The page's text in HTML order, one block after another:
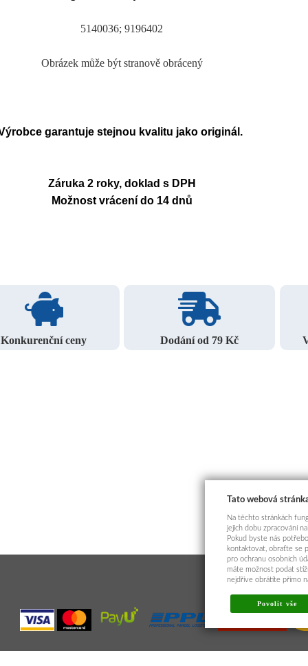
5140036; 9196402
Obrázek může být stranově obrácený
garantuje stejnou kvalitu jako originál.
Záruka 2 roky, doklad s DPH
Možnost vrácení do 14 dnů
Konkurenční ceny Dodání od 79 Kč
Tato webová
Na těchto stránkách
jejich dobu zpracování
Pokud byste nás
kontaktovat, obraťte se
pro ochranu osobních
máte možnost podat
nejdříve obrátíte přímo
Povolit vše